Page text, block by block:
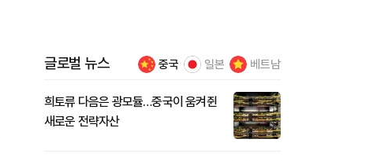
글로벌 뉴스 중국 일본 베트남
희토류 다음은 광모듈…중국이 움켜쥔
새로운 전략자산